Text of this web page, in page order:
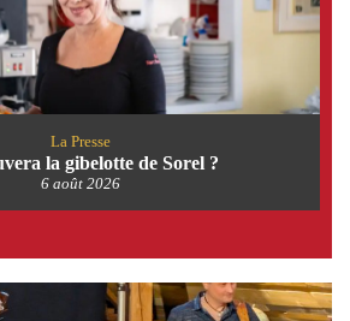
La Presse
la gibelotte de Sorel ?
6 août 2026